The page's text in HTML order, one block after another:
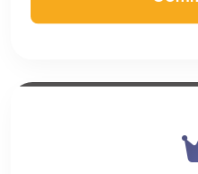
Meta/Facebook). Vous pouvez
Les e-mails peuvent contenir
lien dédié
vous opposer à ce suivi ») —